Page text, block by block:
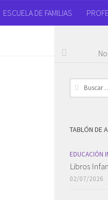
ESCUELA DE FAMILIAS
Buscar:
TABLÓN DE
EDUCACIÓN
Libros
02/07/2026